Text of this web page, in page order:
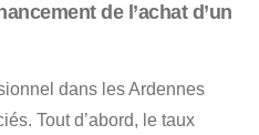
de l’achat d’un
dans les Ardennes
Tout d’abord, le taux